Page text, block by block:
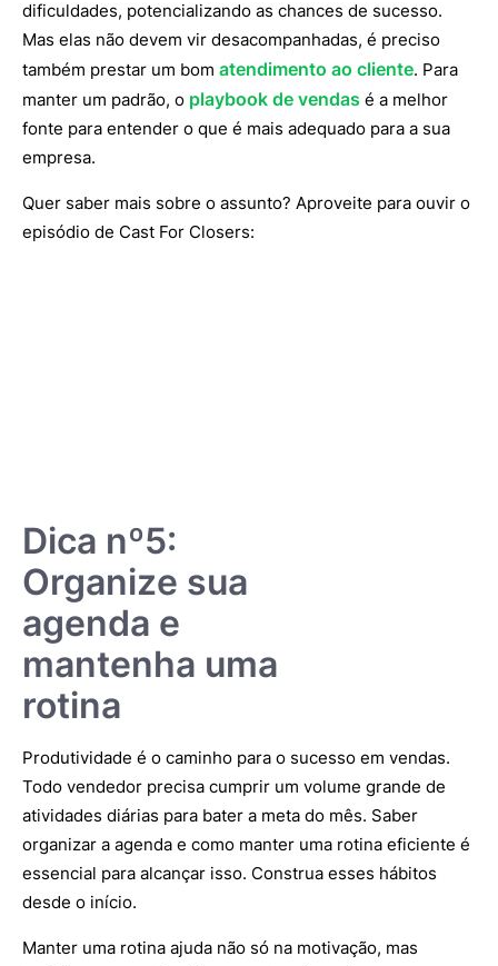
dificuldades, potencializando as chances de sucesso.
Mas elas não devem vir desacompanhadas, é preciso
também prestar um bom atendimento ao cliente. Para
manter um padrão, o playbook de vendas é a melhor
fonte para entender o que é mais adequado para a sua
empresa.
Quer saber mais sobre o assunto? Aproveite para ouvir o
episódio de Cast For Closers:
Dica nº5:
Organize sua
agenda e
mantenha uma
rotina
Produtividade é o caminho para o sucesso em vendas.
Todo vendedor precisa cumprir um volume grande de
atividades diárias para bater a meta do mês. Saber
organizar a agenda e como manter uma rotina eficiente é
essencial para alcançar isso. Construa esses hábitos
desde o início.
Manter uma rotina ajuda não só na motivação, mas